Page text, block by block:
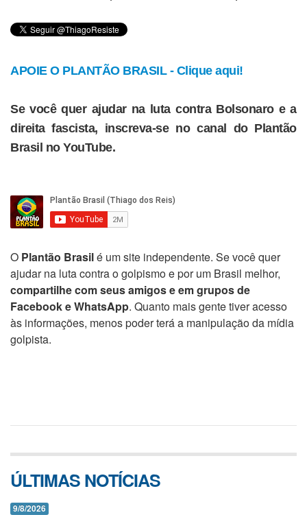
APOIE O PLANTÃO BRASIL - Clique aqui!
Se você quer ajudar na luta contra Bolsonaro e a
direita fascista, inscreva-se no canal do Plantão
Brasil no YouTube.
O Plantão Brasilé um site independente. Se você quer
ajudar na luta contra o golpismo e por um Brasil melhor,
compartilhe com seus amigos e em grupos de
Facebook e WhatsApp. Quanto mais gente tiver acesso
às informações, menos poder terá a manipulação da mídia
golpista.
ÚLTIMAS NOTÍCIAS
9/8/2026